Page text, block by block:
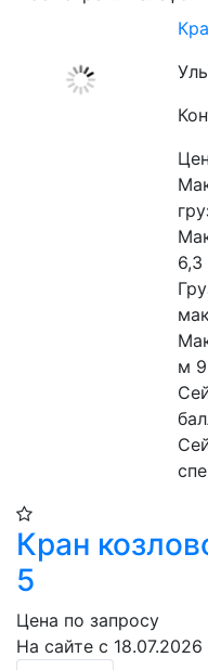
6,3
м 9
Кран
5
Цена по запросу
На сайте с 18.07.2026